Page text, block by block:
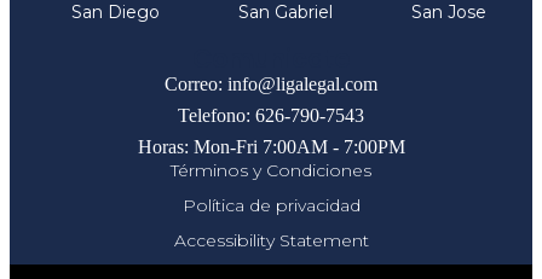
San Diego San Gabriel San Jose
Correo: info@ligalegal.com
Telefono: 626-790-7543
Horas: Mon-Fri 7:00AM - 7:00PM
Términos y Condiciones
Política de privacidad
Accessibility Statement